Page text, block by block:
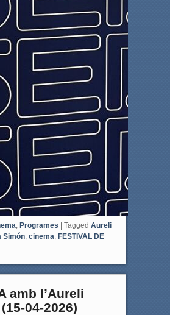
, Programes Tagged Aureli
Simón, cinema, FESTIVAL DE
amb l’Aureli
04-2026)